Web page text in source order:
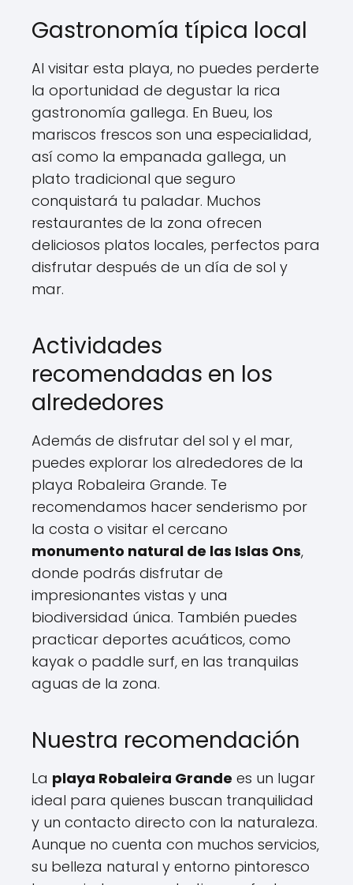
Gastronomía típica local
Al visitar esta playa, no puedes perderte
la oportunidad de degustar la rica
gastronomía gallega. En Bueu, los
mariscos frescos son una especialidad,
así como la empanada gallega, un
plato tradicional que seguro
conquistará tu paladar. Muchos
restaurantes de la zona ofrecen
deliciosos platos locales, perfectos para
disfrutar después de un día de sol y
mar.
Actividades
recomendadas en los
alrededores
Además de disfrutar del sol y el mar,
puedes explorar los alrededores de la
playa Robaleira Grande. Te
recomendamos hacer senderismo por
la costa o visitar el cercano
monumento natural de las Islas Ons,
donde podrás disfrutar de
impresionantes vistas y una
biodiversidad única. También puedes
practicar deportes acuáticos, como
kayak o paddle surf, en las tranquilas
aguas de la zona.
Nuestra recomendación
La playa Robaleira Grande es un lugar
ideal para quienes buscan tranquilidad
y un contacto directo con la naturaleza.
Aunque no cuenta con muchos servicios,
su belleza natural y entorno pintoresco